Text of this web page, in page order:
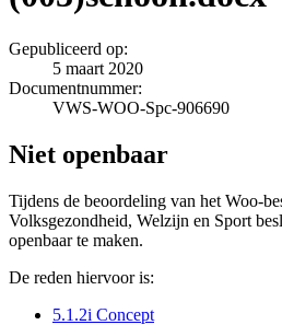
Gepubliceerd op:
5 maart 2020
Documentnummer:
VWS-WOO-Spc-906690
Niet openbaar
Tijdens de beoordeling van het Woo-
Volksgezondheid, Welzijn en Sport
openbaar te maken.
De reden hiervoor is:
5.1.2i Concept